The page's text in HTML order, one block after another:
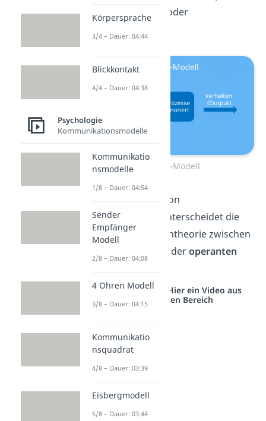
Gedanken, Gefühle oder
Black-Box-Modell
Bei der Aneignung von
Verhaltensweisen unterscheidet die
behavioristische Lerntheorie zwischen
und deroperanten
Studyflix vernetzt: Hier ein Video aus
einem anderen Bereich
Körpersprache
3/4 – Dauer: 04:44
Blickkontakt
4/4 – Dauer: 04:38
Psychologie
Kommunikationsmodelle
Kommunikatio
nsmodelle
1/8 – Dauer: 04:54
Sender
Empfänger
Modell
2/8 – Dauer: 04:08
4 Ohren Modell
3/8 – Dauer: 04:15
Kommunikatio
nsquadrat
4/8 – Dauer: 03:39
Eisbergmodell
5/8 – Dauer: 03:44